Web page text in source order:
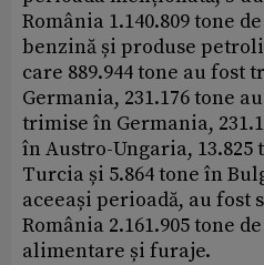
România 1.140.809 tone
benzină și produse
care 889.944 tone au fost
Germania, 231.176 tone
trimise în Germania,
în Austro-Ungaria, 13.825
Turcia și 5.864 tone în
aceeași perioadă, au fost
România 2.161.905 tone
alimentare și furaje.